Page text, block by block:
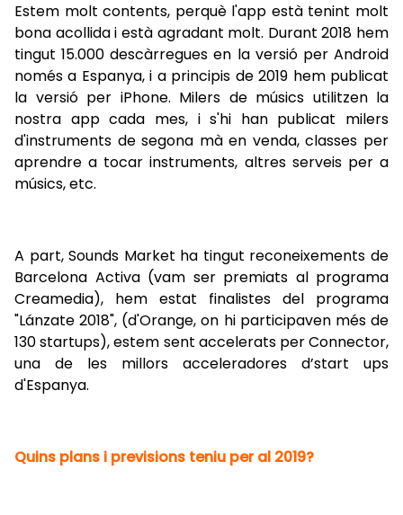
Estem molt contents, perquè l'app està tenint molt
bona acollida i està agradant molt. Durant 2018 hem
tingut 15.000 descàrregues en la versió per Android
només a Espanya, i a principis de 2019 hem publicat
la versió per iPhone. Milers de músics utilitzen la
nostra app cada mes, i s'hi han publicat milers
d'instruments de segona mà en venda, classes per
aprendre a tocar instruments, altres serveis per a
músics, etc.
A part, Sounds Market ha tingut reconeixements de
Barcelona Activa (vam ser premiats al programa
Creamedia), hem estat finalistes del programa
"Lánzate 2018", (d'Orange, on hi participaven més de
130 startups), estem sent accelerats per Connector,
una de les millors acceleradores d’start ups
d'Espanya.
Quins plans i previsions teniu per al 2019?